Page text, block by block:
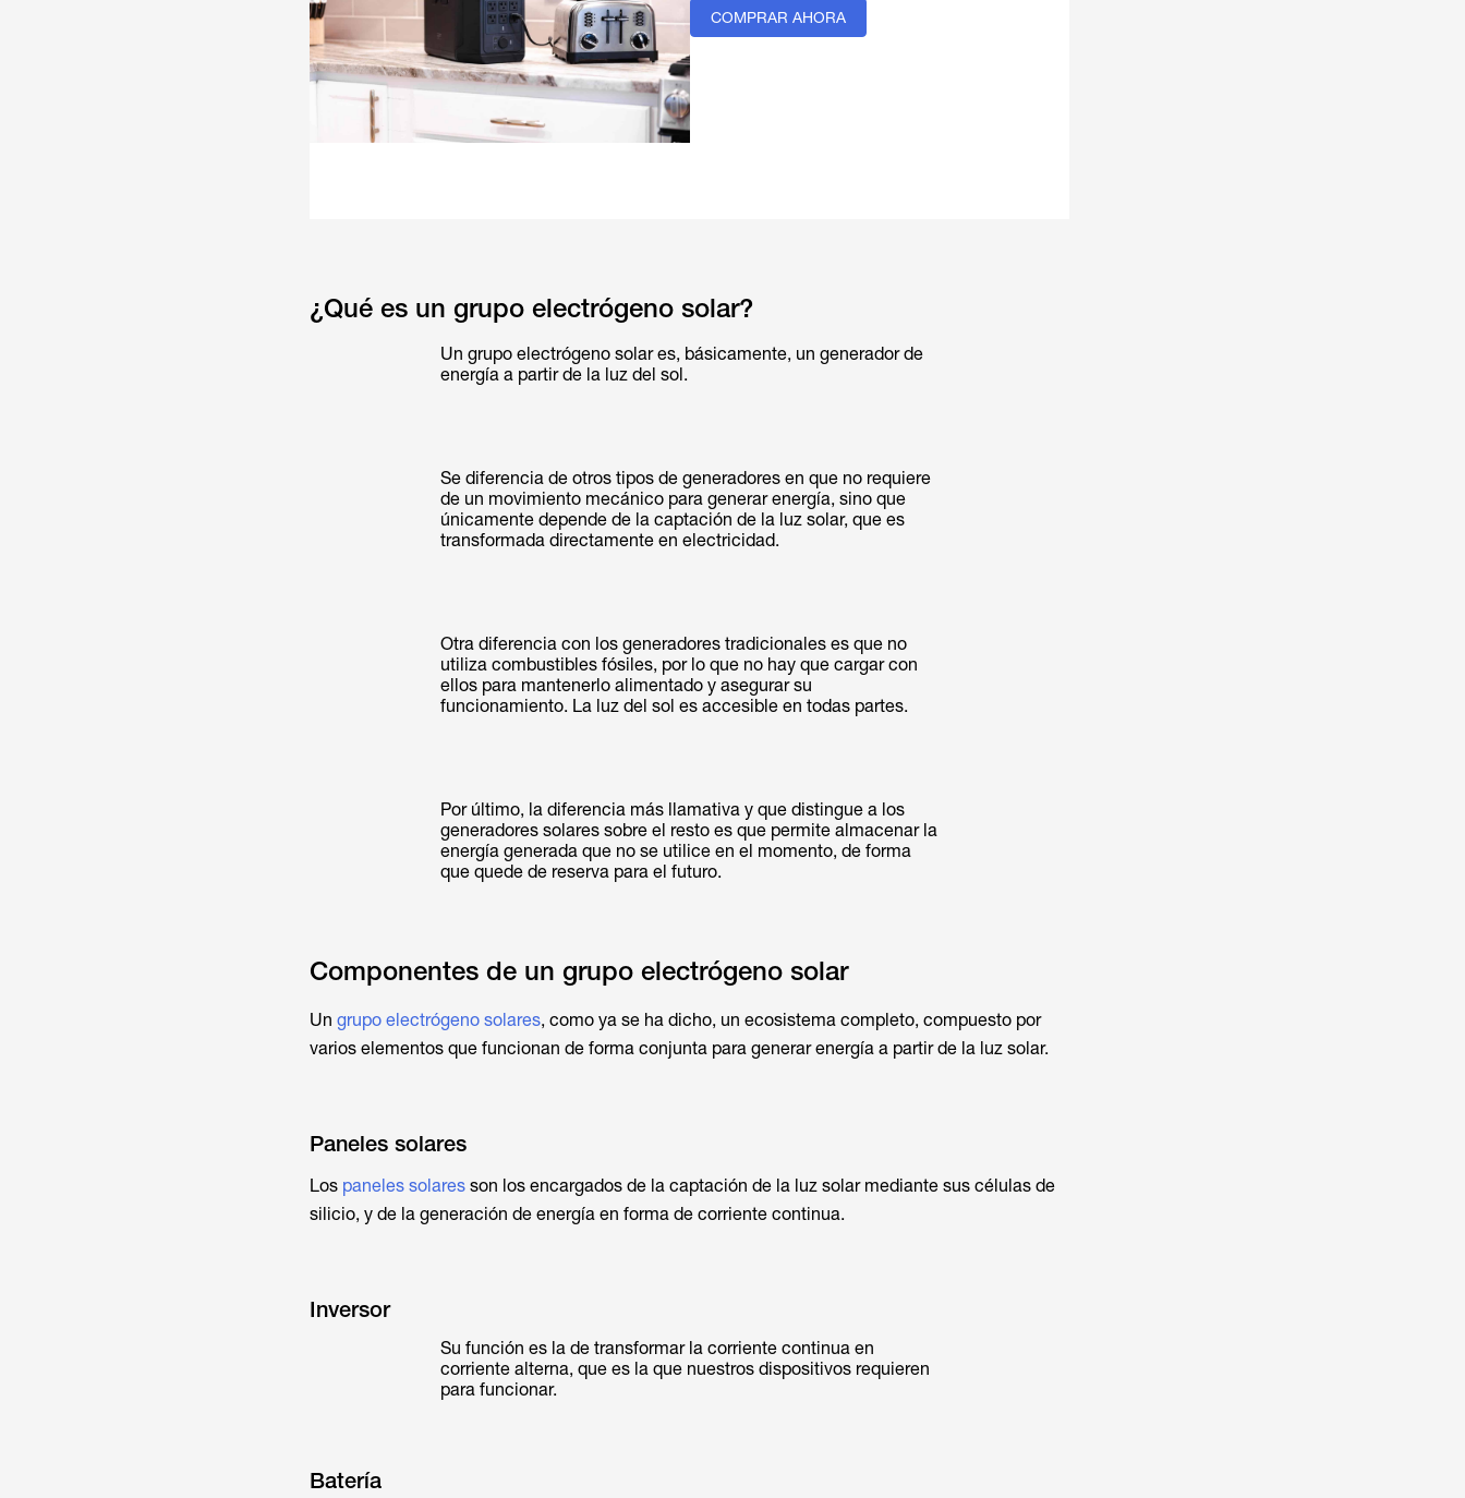
COMPRAR AHORA
¿Qué es un grupo electrógeno solar?
Un grupo electrógeno solar es, básicamente, un generador de
energía a partir de la luz del sol.
Se diferencia de otros tipos de generadores en que no requiere
de un movimiento mecánico para generar energía, sino que
únicamente depende de la captación de la luz solar, que es
transformada directamente en electricidad.
Otra diferencia con los generadores tradicionales es que no
utiliza combustibles fósiles, por lo que no hay que cargar con
ellos para mantenerlo alimentado y asegurar su
funcionamiento. La luz del sol es accesible en todas partes.
Por último, la diferencia más llamativa y que distingue a los
generadores solares sobre el resto es que permite almacenar la
energía generada que no se utilice en el momento, de forma
que quede de reserva para el futuro.
Componentes de un grupo electrógeno solar
Un grupo electrógeno solares, como ya se ha dicho, un ecosistema completo, compuesto por
varios elementos que funcionan de forma conjunta para generar energía a partir de la luz solar.
Paneles solares
Los paneles solaresson los encargados de la captación de la luz solar mediante sus células de
silicio, y de la generación de energía en forma de corriente continua.
Inversor
Su función es la de transformar la corriente continua en
corriente alterna, que es la que nuestros dispositivos requieren
para funcionar.
Batería